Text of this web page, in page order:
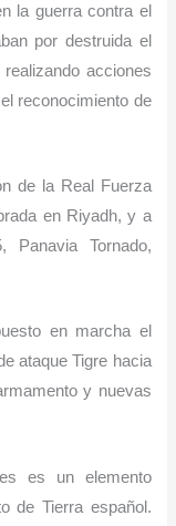
la guerra contra el
por destruida el
acciones
reconocimiento de
de la Real Fuerza
en Riyadh, y a
Panavia Tornado,
en marcha el
ataque Tigre hacia
y nuevas
es un elemento
de Tierra español.